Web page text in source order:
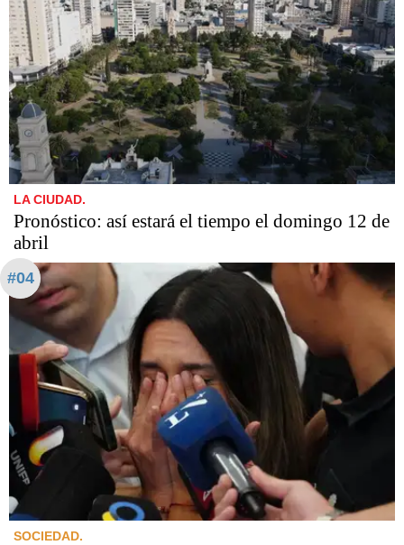
LA CIUDAD.
Pronóstico: así estará el tiempo el domingo 12 de
abril
#04
SOCIEDAD.